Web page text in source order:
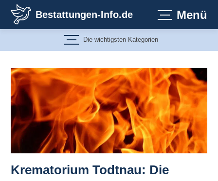
Inhalt
springen
Bestattungen-Info.de Menü
Die wichtigsten Kategorien
Krematorium Todtnau: Die